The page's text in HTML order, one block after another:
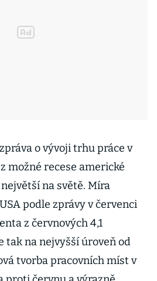
o vývoji trhu práce v
možné recese americké
na světě. Míra
podle zprávy v červenci
z červnových 4,1
tak na nejvyšší úroveň od
tvorba pracovních míst v